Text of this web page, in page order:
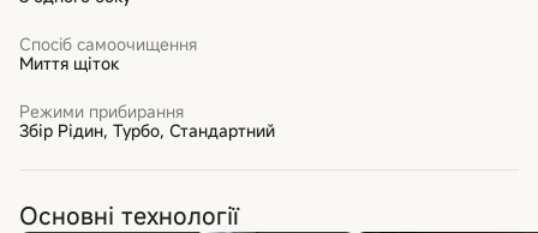
Спосіб самоочищення
Миття щіток
Режими прибирання
Збір Рідин, Турбо, Стандартний
Основні технології